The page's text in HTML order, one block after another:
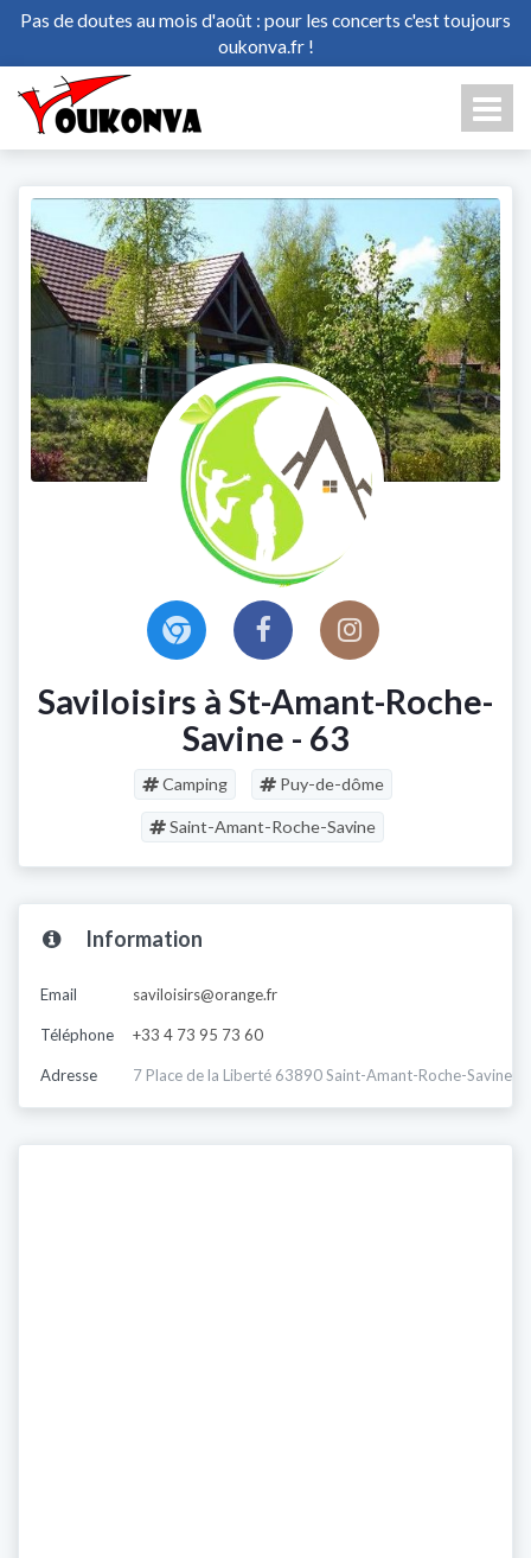
Pas de doutes au mois d'août : pour les concerts c'est toujours
oukonva.fr !
Saviloisirs à St-Amant-Roche-
Savine - 63
Camping Puy-de-dôme
Saint-Amant-Roche-Savine
Information
Email saviloisirs@orange.fr
Téléphone +33 4 73 95 73 60
Adresse 7 Place de la Liberté 63890 Saint-Amant-Roche-Savine,